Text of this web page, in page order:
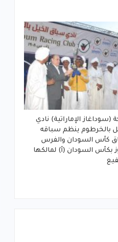
(سوداغاز الإماراتية) نادي
بالخرطوم ينظم سباقه
كأس السودان والفرس
بكأس السودان (أ) لمالكها